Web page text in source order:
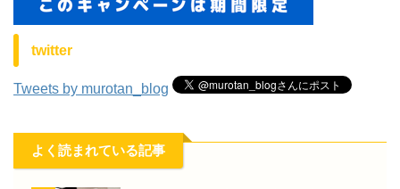
twitter
Tweets by murotan_blog
よく読まれている記事